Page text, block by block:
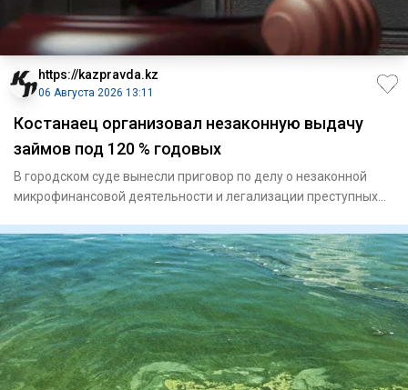
https://kazpravda.kz
06 Августа 2026 13:11
Костанаец организовал незаконную выдачу
займов под 120 % годовых
В городском суде вынесли приговор по делу о незаконной
микрофинансовой деятельности и легализации преступных